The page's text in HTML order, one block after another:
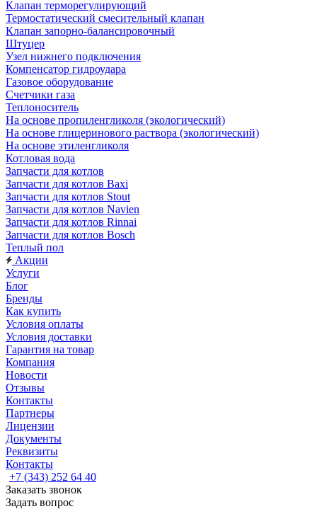
Клапан терморегулирующий
Термостатический смесительный клапан
Клапан запорно-балансировочный
Штуцер
Узел нижнего подключения
Компенсатор гидроудара
Газовое оборудование
Счетчики газа
Теплоноситель
На основе пропиленгликоля (экологический)
На основе глицеринового раствора (экологический)
На основе этиленгликоля
Котловая вода
Запчасти для котлов
Запчасти для котлов Baxi
Запчасти для котлов Stout
Запчасти для котлов Navien
Запчасти для котлов Rinnai
Запчасти для котлов Bosch
Теплый пол
Акции
Услуги
Блог
Бренды
Как купить
Условия оплаты
Условия доставки
Гарантия на товар
Компания
Новости
Отзывы
Контакты
Партнеры
Лицензии
Документы
Реквизиты
Контакты
+7 (343) 252 64 40
Заказать звонок
Задать вопрос